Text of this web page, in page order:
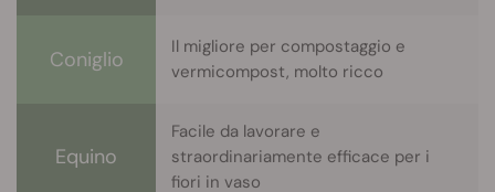
Coniglio
Il migliore per compostaggio e
vermicompost, molto ricco
Equino
Facile da lavorare e
straordinariamente efficace per i
fiori in vaso